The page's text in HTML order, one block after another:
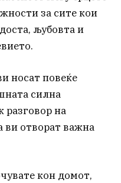
за сите кои
љубовта и
носат повеќе
силна
разговор на
ви отворат важна
кон домот,